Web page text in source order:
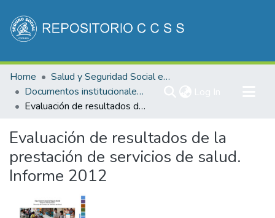
Communities & Collections
All of DSpace
Statistics
Home
Salud y Seguridad Social en Costa Rica
Documentos institucionales DDSS
Evaluación de resultados de la prestación de servicios de salud. Informe 2012
Evaluación de resultados de la
prestación de servicios de salud.
Informe 2012